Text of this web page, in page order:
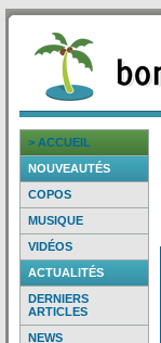
> ACCUEIL
NOUVEAUTÉS
COPOS
MUSIQUE
VIDÉOS
ACTUALITÉS
DERNIERS
ARTICLES
NEWS